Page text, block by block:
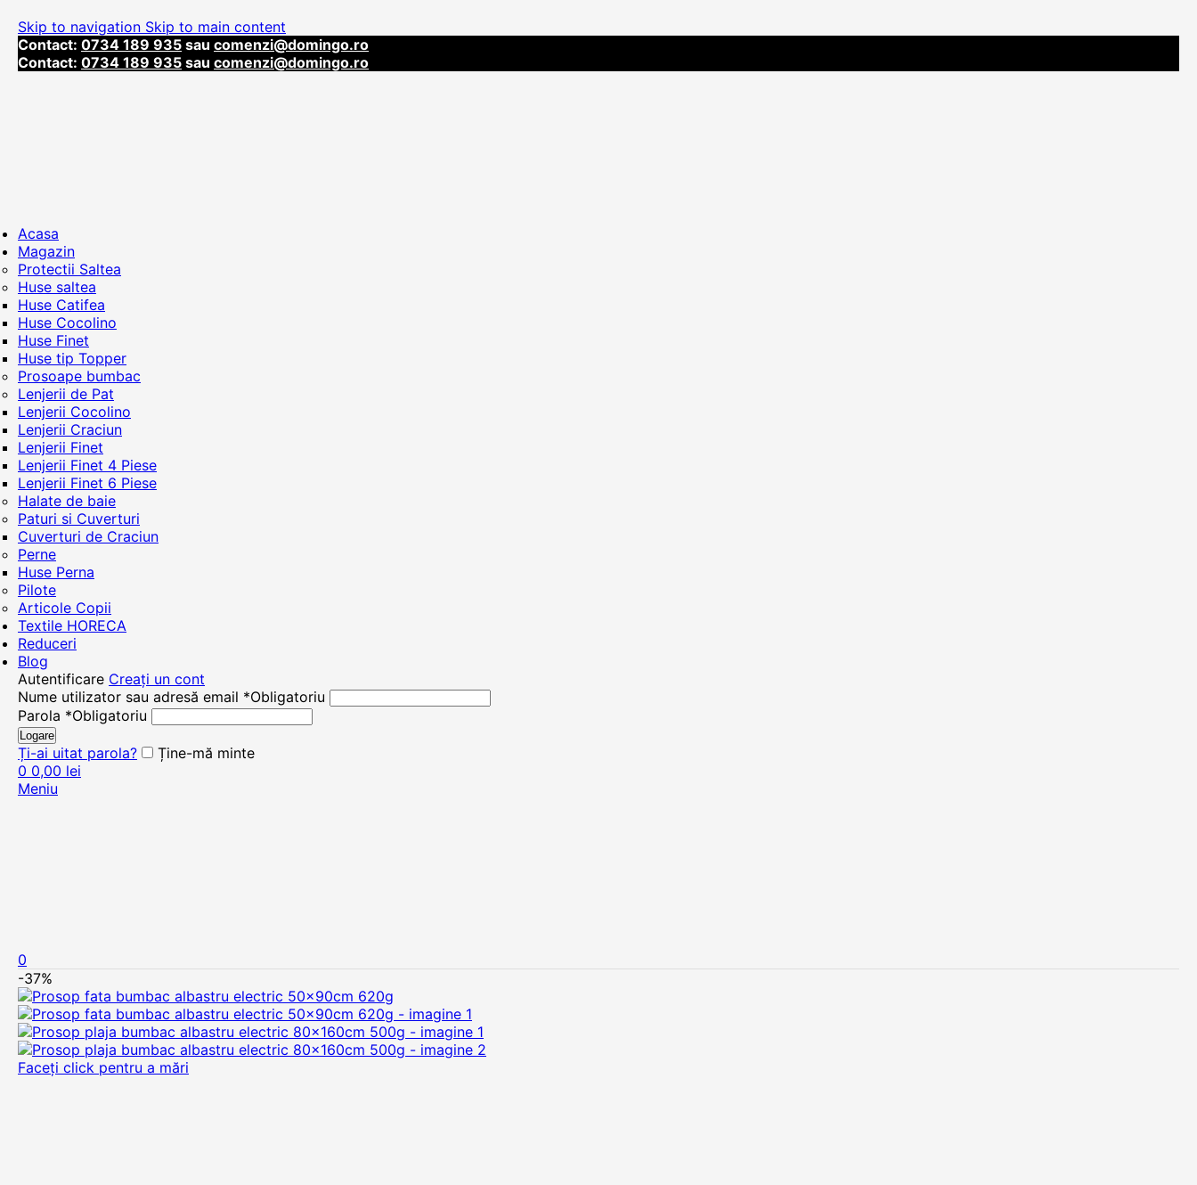
Skip to navigation Skip to main content
Contact: 0734 189 935 sau comenzi@domingo.ro
Contact: 0734 189 935 sau comenzi@domingo.ro
Acasa
Magazin
Protectii Saltea
Huse saltea
Huse Catifea
Huse Cocolino
Huse Finet
Huse tip Topper
Prosoape bumbac
Lenjerii de Pat
Lenjerii Cocolino
Lenjerii Craciun
Lenjerii Finet
Lenjerii Finet 4 Piese
Lenjerii Finet 6 Piese
Halate de baie
Paturi si Cuverturi
Cuverturi de Craciun
Perne
Huse Perna
Pilote
Articole Copii
Textile HORECA
Reduceri
Blog
Autentificare Creați un cont
Nume utilizator sau adresă email *Obligatoriu
Parola *Obligatoriu
Logare
Ți-ai uitat parola?
Ține-mă minte
0 0,00 lei
Meniu
0
-37%
Faceți click pentru a mări